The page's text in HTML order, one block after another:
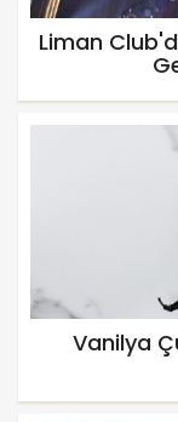
Liman
Vanilya